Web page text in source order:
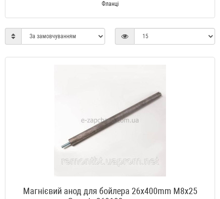
Фланці
Магнієвий анод для бойлера 26x400mm M8x25